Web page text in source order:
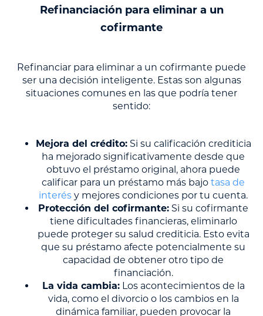
Refinanciación para eliminar a un
cofirmante
Refinanciar para eliminar a un cofirmante puede
ser una decisión inteligente. Estas son algunas
situaciones comunes en las que podría tener
sentido:
Mejora del crédito:Si su calificación crediticia
ha mejorado significativamente desde que
obtuvo el préstamo original, ahora puede
calificar para un préstamo más bajo tasa de
interés y mejores condiciones por tu cuenta.
Protección del cofirmante: Si su cofirmante
tiene dificultades financieras, eliminarlo
puede proteger su salud crediticia. Esto evita
que su préstamo afecte potencialmente su
capacidad de obtener otro tipo de
financiación.
La vida cambia:Los acontecimientos de la
vida, como el divorcio o los cambios en la
dinámica familiar, pueden provocar la